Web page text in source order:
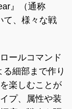
』（通称
て、様々な戦
ールコマンド
細部まで作り
楽しむことが
プ、属性や装